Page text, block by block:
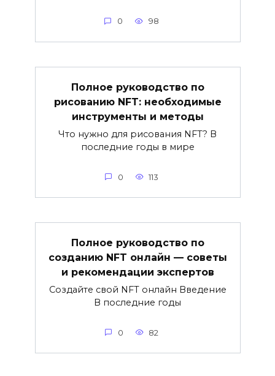
0 98
Полное руководство по
рисованию NFT: необходимые
инструменты и методы
Что нужно для рисования NFT? В
последние годы в мире
0 113
Полное руководство по
созданию NFT онлайн — советы
и рекомендации экспертов
Создайте свой NFT онлайн Введение
В последние годы
0 82